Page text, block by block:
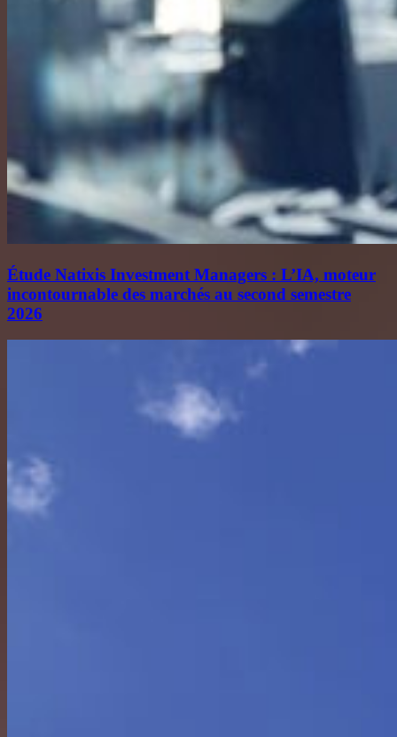
Étude Natixis Investment Managers : L’IA, moteur
incontournable des marchés au second semestre
2026